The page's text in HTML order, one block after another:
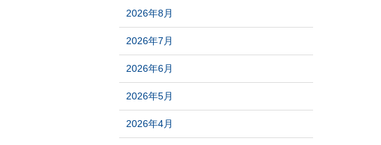
2026年8月
2026年7月
2026年6月
2026年5月
2026年4月